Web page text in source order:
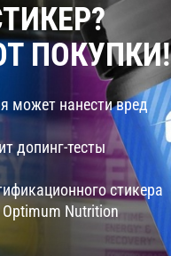
ПОКУПКИ!
может нанести вред
допинг-тесты
стикера
Nutrition